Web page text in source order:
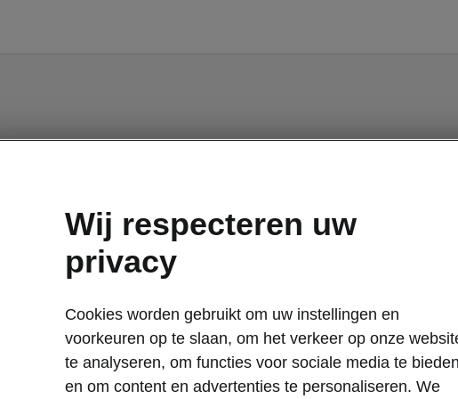
Markt Taal
Wij respecteren uw
privacy
Cookies worden gebruikt om uw instellingen en
voorkeuren op te slaan, om het verkeer op onze
te analyseren, om functies voor sociale media te
en om content en advertenties te personaliseren. We